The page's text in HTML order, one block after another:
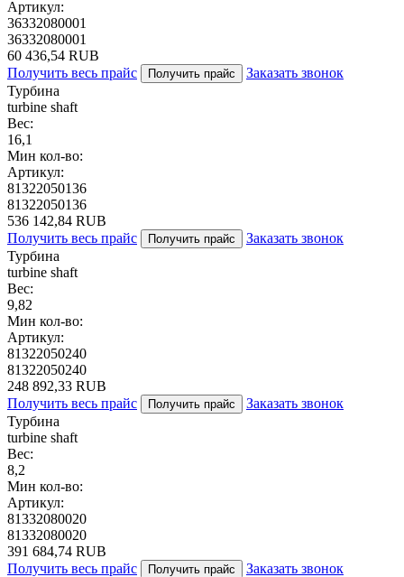
Артикул:
36332080001
36332080001
60 436,54 RUB
Получить весь прайс
Получить прайс
Заказать звонок
Турбина
turbine shaft
Вес:
16,1
Мин кол-во:
Артикул:
81322050136
81322050136
536 142,84 RUB
Получить весь прайс
Получить прайс
Заказать звонок
Турбина
turbine shaft
Вес:
9,82
Мин кол-во:
Артикул:
81322050240
81322050240
248 892,33 RUB
Получить весь прайс
Получить прайс
Заказать звонок
Турбина
turbine shaft
Вес:
8,2
Мин кол-во:
Артикул:
81332080020
81332080020
391 684,74 RUB
Получить весь прайс
Получить прайс
Заказать звонок